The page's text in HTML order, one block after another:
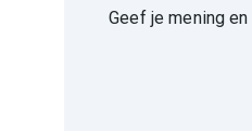
Geef je mening